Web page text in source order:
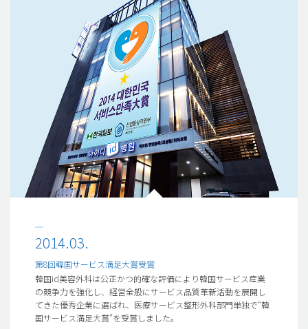
2014.03.
第8回韓国サービス満足大賞受賞
韓国id美容外科は公正かつ的確な評価により韓国サービス産業
の競争力を強化し、経営全般にサービス品質革新活動を展開し
てきた優秀企業に選ばれ、医療サービス整形外科部門単独で“韓
国サービス満足大賞”を受賞しました。